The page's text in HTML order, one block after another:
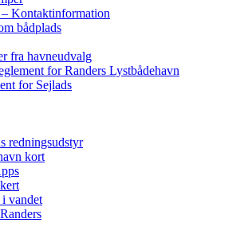
Kontaktinformation
bådplads
fra havneudvalg
for Randers Lystbådehavn
for Sejlads
redningsudstyr
kort
vandet